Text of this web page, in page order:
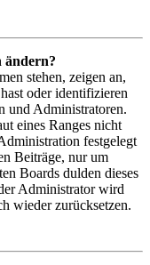
ändern?
stehen, zeigen an,
oder identifizieren
und Administratoren.
eines Ranges nicht
festgelegt
Beiträge, nur um
Boards dulden dieses
Administrator wird
wieder zurücksetzen.